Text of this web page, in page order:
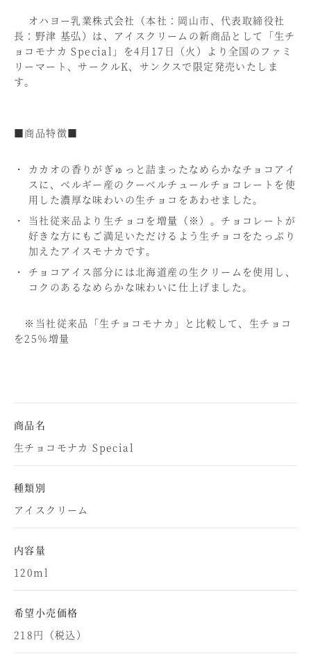
オハヨー乳業株式会社（本社：岡山市、代表取締役社
長：野津 基弘）は、アイスクリームの新商品として「生チ
ョコモナカ Special」を4月17日（火）より全国のファミ
リーマート、サークルK、サンクスで限定発売いたしま
す。
■商品特徴■
カカオの香りがぎゅっと詰まったなめらかなチョコアイ
スに、ベルギー産のクーベルチュールチョコレートを使
用した濃厚な味わいの生チョコをあわせました。
当社従来品より生チョコを増量（※）。チョコレートが
好きな方にもご満足いただけるよう生チョコをたっぷり
加えたアイスモナカです。
チョコアイス部分には北海道産の生クリームを使用し、
コクのあるなめらかな味わいに仕上げました。
※当社従来品「生チョコモナカ」と比較して、生チョコ
を25％増量
商品名
生チョコモナカ Special
種類別
アイスクリーム
内容量
120ml
希望小売価格
218円（税込）